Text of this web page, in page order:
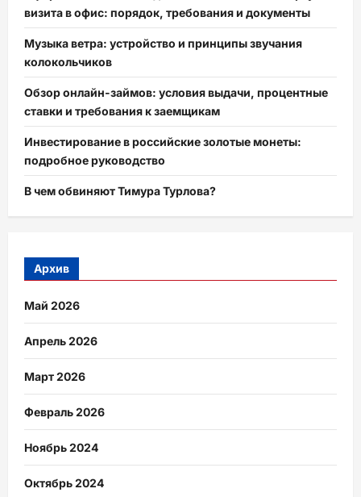
визита в офис: порядок, требования и документы
Музыка ветра: устройство и принципы звучания
колокольчиков
Обзор онлайн-займов: условия выдачи, процентные
ставки и требования к заемщикам
Инвестирование в российские золотые монеты:
подробное руководство
В чем обвиняют Тимура Турлова?
Архив
Май 2026
Апрель 2026
Март 2026
Февраль 2026
Ноябрь 2024
Октябрь 2024